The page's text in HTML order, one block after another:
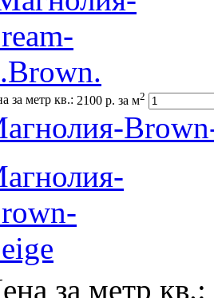
за метр кв.: 2100 р. за м2
за метр кв.: